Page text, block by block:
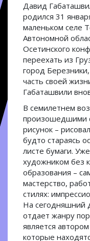
Давид
родился 31
маленьком селе
Автономной
Осетинского
переехать из
город
часть своей
Габаташвили
В семилетнем
произошедшими
рисунок –
будто стараясь
листе бумаги.
художником без
образования –
мастерство,
стилях:
На сегодняшний
отдает жанру
является
которые